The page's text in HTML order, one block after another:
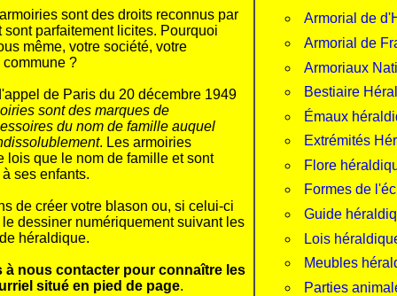
sont des droits reconnus par
parfaitement licites. Pourquoi
même, votre société, votre
?
de Paris du 20 décembre 1949
sont des marques de
du nom de famille auquel
. Les armoiries
lois que le nom de famille et sont
ses enfants.
de créer votre blason ou, si celui-ci
dessiner numériquement suivant les
héraldique.
à nous contacter pour connaître les
situé en pied de page.
Armorial de
Armorial de
Armoriaux
Bestiaire
Émaux
Extrémités
Flore
Formes de
Guide
Lois
Meubles
Parties